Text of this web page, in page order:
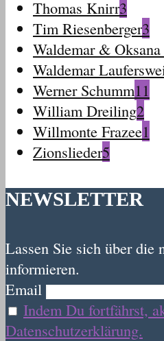
Thomas Knirr3
Tim Riesenberger3
Waldemar &
Waldemar
Werner Schumm11
William Dreiling2
Willmonte Frazee1
Zionslieder5
NEWSLETTER
Lassen Sie sich über die
informieren.
Email
Indem Du fortfährst,
Datenschutzerklärung.